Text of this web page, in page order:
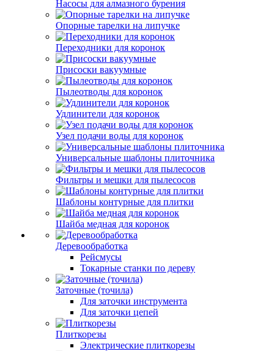
Насосы для алмазного бурения
Опорные тарелки на липучке
Переходники для коронок
Присоски вакуумные
Пылеотводы для коронок
Удлинители для коронок
Узел подачи воды для коронок
Универсальные шаблоны плиточника
Фильтры и мешки для пылесосов
Шаблоны контурные для плитки
Шайба медная для коронок
Деревообработка
Рейсмусы
Токарные станки по дереву
Заточные (точила)
Для заточки инструмента
Для заточки цепей
Плиткорезы
Электрические плиткорезы